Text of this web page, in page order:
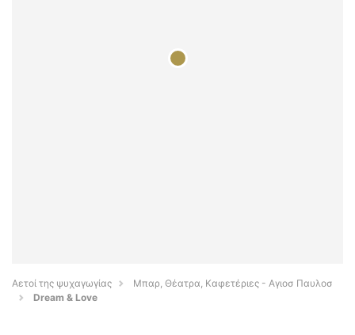
Αετοί της ψυχαγωγίας
Μπαρ, Θέατρα, Καφετέριες - Αγιοσ Παυλοσ
Dream & Love